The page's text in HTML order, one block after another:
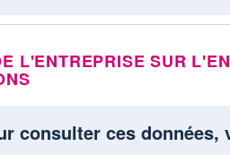
L'ENTREPRISE SUR
consulter ces